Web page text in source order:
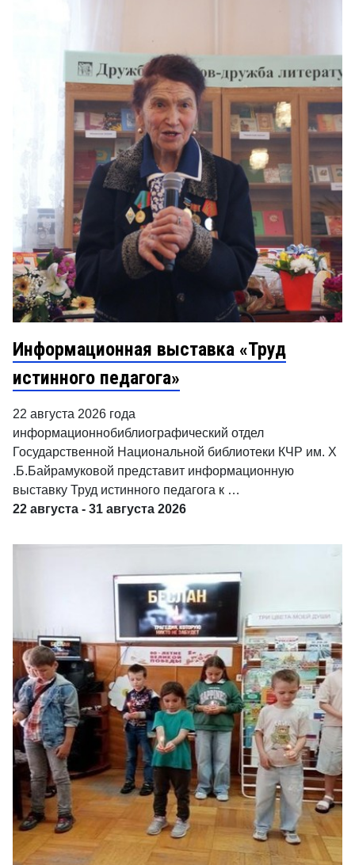
Информационная выставка «Труд
истинного педагога»
22 августа 2026 года
информационнобиблиографический отдел
Государственной Национальной библиотеки КЧР им. Х
.Б.Байрамуковой представит информационную
выставку Труд истинного педагога к …
22 августа - 31 августа 2026